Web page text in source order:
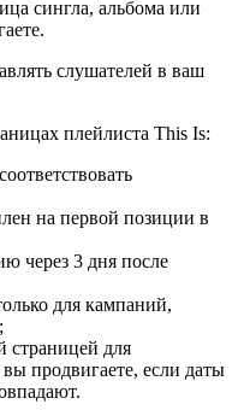
сингла, альбома или
слушателей в ваш
плейлиста This Is:
на первой позиции в
через 3 дня после
для кампаний,
страницей для
продвигаете, если даты